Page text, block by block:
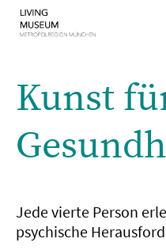
Kunst
Jede vierte Person
psychische